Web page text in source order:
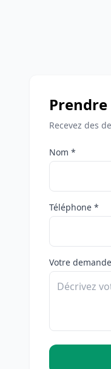
Recevez des
Nom *
Téléphone *
Votre demande